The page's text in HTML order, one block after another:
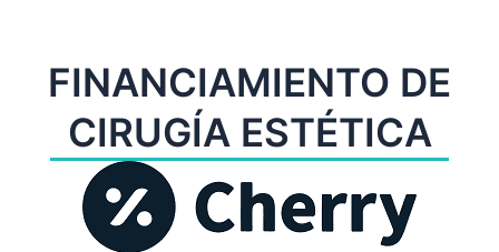
FINANCIAMIENTO DE
CIRUGÍA ESTÉTICA